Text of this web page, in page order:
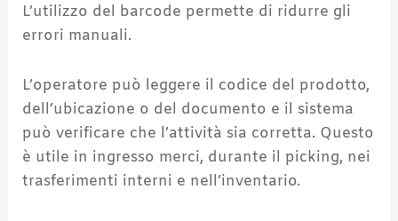
L’utilizzo del barcode permette di ridurre gli
errori manuali.
L’operatore può leggere il codice del prodotto,
dell’ubicazione o del documento e il sistema
può verificare che l’attività sia corretta. Questo
è utile in ingresso merci, durante il picking, nei
trasferimenti interni e nell’inventario.